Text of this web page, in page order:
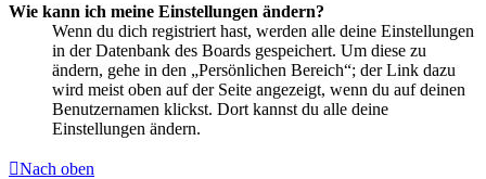
Wie kann ich meine Einstellungen ändern?
Wenn du dich registriert hast, werden alle deine Einstellungen
in der Datenbank des Boards gespeichert. Um diese zu
ändern, gehe in den „Persönlichen Bereich“; der Link dazu
wird meist oben auf der Seite angezeigt, wenn du auf deinen
Benutzernamen klickst. Dort kannst du alle deine
Einstellungen ändern.
Nach oben